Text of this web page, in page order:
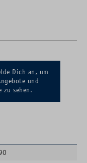
Dich an, um
und
zu sehen.